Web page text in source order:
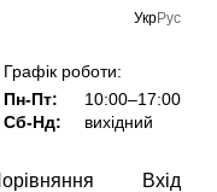
УкрРус
Графік роботи:
Пн-Пт:
10:00–17:00
Сб-Нд:
вихідний
Вхід